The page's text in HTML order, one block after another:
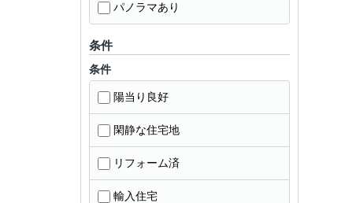
パノラマあり
条件
条件
陽当り良好
閑静な住宅地
リフォーム済
輸入住宅